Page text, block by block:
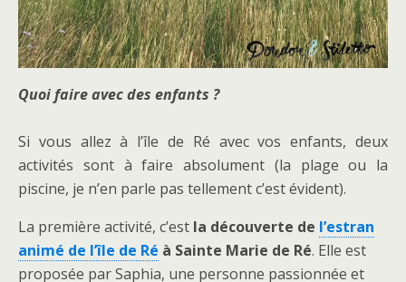
Quoi faire avec des enfants ?
Si vous allez à l’île de Ré avec vos enfants, deux
activités sont à faire absolument (la plage ou la
piscine, je n’en parle pas tellement c’est évident).
La première activité, c’est la découverte de l’estran
animé de l’île de Ré à Sainte Marie de Ré. Elle est
proposée par Saphia, une personne passionnée et